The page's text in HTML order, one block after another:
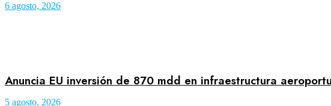
6 agosto, 2026
Anuncia EU inversión de 870 mdd en infraestructura
5 agosto, 2026